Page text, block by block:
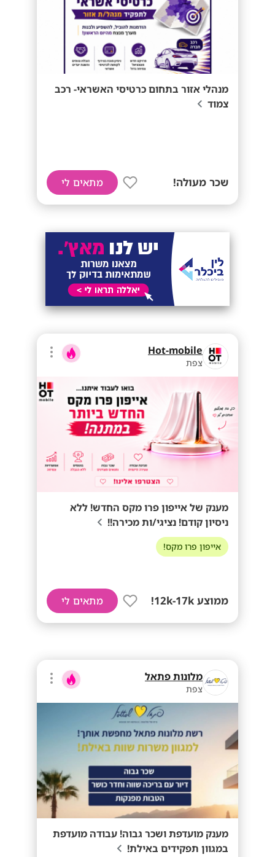
מנהלי אזור בתחום כרטיסי האשראי- רכב
צמוד
שכר מעולה! מתאים לי
Hot-mobile
צפת
מענק של אייפון פרו מקס החדש! ללא
ניסיון קודם! נציגי/ות מכירה!!
אייפון פרו מקס!
ממוצע 12k-17k! מתאים לי
מלונות פתאל
צפת
מענק מועדפת ושכר גבוה! עבודה מועדפת
במגוון תפקידים באילת!